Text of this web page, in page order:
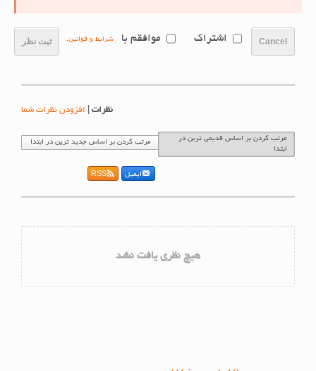
ثبت نظر Cancel اشتراک موافقم با شرایط و قوانین.
نظرات |افزودن نظرات شما
مرتب کردن بر اساس قدیمی ترین در
مرتب کردن بر اساس جدید ترین در ابتدا
ایمیل RSS
هیچ نظری یافت نشد